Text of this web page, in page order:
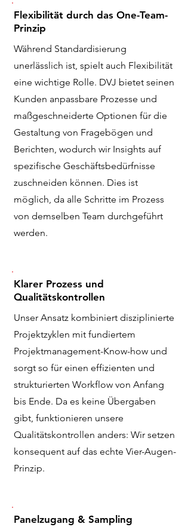
Flexibilität durch das One-Team-
Prinzip
Während Standardisierung
unerlässlich ist, spielt auch Flexibilität
eine wichtige Rolle. DVJ bietet seinen
Kunden anpassbare Prozesse und
maßgeschneiderte Optionen für die
Gestaltung von Fragebögen und
Berichten, wodurch wir Insights auf
spezifische Geschäftsbedürfnisse
zuschneiden können. Dies ist
möglich, da alle Schritte im Prozess
von demselben Team durchgeführt
werden.
Klarer Prozess und
Qualitätskontrollen
Unser Ansatz kombiniert disziplinierte
Projektzyklen mit fundiertem
Projektmanagement-Know-how und
sorgt so für einen effizienten und
strukturierten Workflow von Anfang
bis Ende. Da es keine Übergaben
gibt, funktionieren unsere
Qualitätskontrollen anders: Wir setzen
konsequent auf das echte Vier-Augen-
Prinzip.
Panelzugang & Sampling